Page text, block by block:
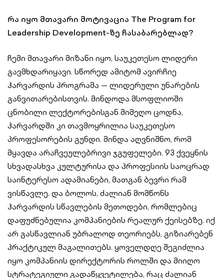
რა იყო მთავარი მოტივაცია The Program for
Leadership Development-ზე ჩასაბარებლად?
ჩემი მთავარი მიზანი იყო, საუკეთესო ლიდერი
გავმხდარიყავი. სწორედ ამიტომ ავირჩიე
ჰარვარდის პროგრამა — ლიდერული უნარების
განვითარებისთვის. მინდოდა მსოფლიოში
ცნობილი ლექტორებისგან მიმეღო ცოდნა,
ჰარვარდში კი თავმოყრილია საუკეთესო
პროფესორების გუნდი. მინდა აღვნიშნო, რომ
მყავდა არაჩვეულებრივი ჯგუფელები. 93 ქვეყნის
სხვადასხვა კულტურისა და პროფესიის საოცრად
საინტერესო ადამიანები, მათგან ბევრი რამ
ვისწავლე. და ბოლოს, ძალიან მომწონს
ჰარვარდის სწავლების მეთოდები, რომლებიც
დაფუძნებულია კომპანიების რეალურ ქეისებზე. იქ
არ გასწავლიან უბრალოდ თეორიებს, გიზიარებენ
პრაქტიკულ მაგალითებს. ყოველდღე შეგიძლია
იყო კომპანიის დირექტორის როლში და მიიღო
სტრატეგიული გადაწყვეტილება, რაც ძალიან